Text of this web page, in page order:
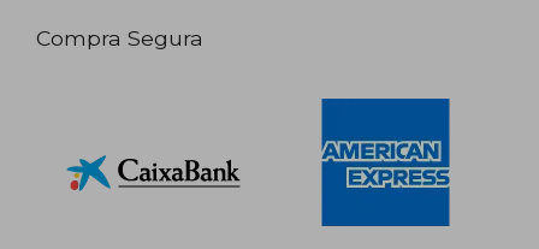
Compra Segura